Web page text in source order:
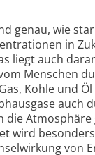
genau, wie
in
liegt auch
Menschen
Kohle und
auch
die Atmosphäre
wird
von